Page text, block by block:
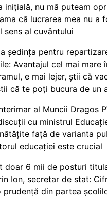
inițială, nu mă puteam
că lucrarea mea nu a
sens al cuvântului
ședința pentru
Avantajul cel mai mare
e mai lejer, știi că
că te poți bucura de un
al Muncii Dragos
cu ministrul
față de varianta
educației este crucial
doar 6 mii de posturi
Ion, secretar de stat:
prudență din partea